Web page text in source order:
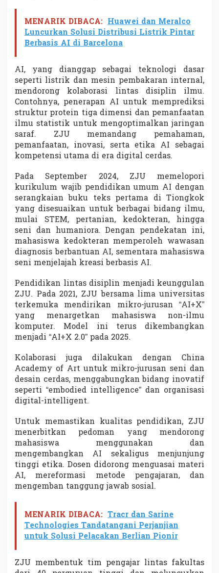
MENARIK DIBACA: Huawei dan Meralco
Luncurkan Solusi Distribusi Listrik Pintar
Berbasis AI di Barcelona
AI, yang dianggap sebagai teknologi dasar
seperti listrik dan mesin pembakaran internal,
mendorong kolaborasi lintas disiplin ilmu.
Contohnya, penerapan AI untuk memprediksi
struktur protein tiga dimensi dan pemanfaatan
ilmu statistik untuk mengoptimalkan jaringan
saraf. ZJU memandang pemahaman,
pemanfaatan, inovasi, serta etika AI sebagai
kompetensi utama di era digital cerdas.
Pada September 2024, ZJU memelopori
kurikulum wajib pendidikan umum AI dengan
serangkaian buku teks pertama di Tiongkok
yang disesuaikan untuk berbagai bidang ilmu,
mulai STEM, pertanian, kedokteran, hingga
seni dan humaniora. Dengan pendekatan ini,
mahasiswa kedokteran memperoleh wawasan
diagnosis berbantuan AI, sementara mahasiswa
seni menjelajah kreasi berbasis AI.
Pendidikan lintas disiplin menjadi keunggulan
ZJU. Pada 2021, ZJU bersama lima universitas
terkemuka mendirikan mikro-jurusan “AI+X”
yang menargetkan mahasiswa non-ilmu
komputer. Model ini terus dikembangkan
menjadi “AI+X 2.0” pada 2025.
Kolaborasi juga dilakukan dengan China
Academy of Art untuk mikro-jurusan seni dan
desain cerdas, menggabungkan bidang inovatif
seperti “embodied intelligence” dan organisasi
digital-intelligent.
Untuk memastikan kualitas pendidikan, ZJU
menerbitkan pedoman yang mendorong
mahasiswa menggunakan dan
mengembangkan AI sekaligus menjunjung
tinggi etika. Dosen didorong menguasai materi
AI, mereformasi metode pengajaran, dan
mengemban tanggung jawab sosial.
MENARIK DIBACA: Tracr dan Sarine
Technologies Tandatangani Perjanjian
untuk Solusi Pelacakan Berlian Pionir
ZJU membentuk tim pengajar lintas fakultas